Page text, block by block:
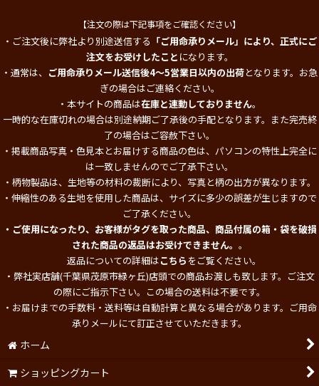
【注文の際は下記事項をご確認ください】
・ご注文後に弊社より別途送信する 「ご用命承りメール」により、正式にご
注文をお受けしたこと になります。
・通常は、 ご用命承りメール送信後4～5営業日以内の出荷となります。お急
ぎの場合はご連絡ください。
・本サイトの商品は在庫と連動しておりません。
一時的な在庫切れの場合は別途納期ご了承後の手配となります。また完売終
了の場合はご容赦下さい。
・掲載商品写真・色見本とお届けする商品の色は、パソコンの特性上完全に
は一致しませんのでご了承下さい。
・柄物製品は、生地等の材料の裁断により、写真と柄の出方が異なります。
・伸縮性のある生地を使用した商品は、サイズに多少の誤差が生じますので
ご了承ください。
・ご使用になったり、お客様がタグを取った商品、商品付属の箱・袋を破損
された商品の返品はお受けできません。 。
返品についての詳細はこちらをご覧ください。
・弊社実店舗(千葉県茂原市緑ヶ丘)店頭での商品お渡しも致します。ご注文
の際にご指示下さい。この場合の送料は不要です。
・お届けまでの手数料・送料等は自動計算と異なる場合があります。ご用命
承りメールにて訂正させていただきます。
ホーム
ショッピングカート